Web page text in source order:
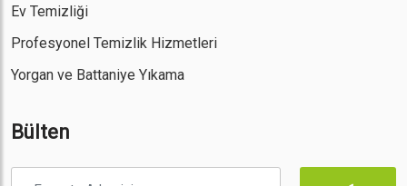
Ev Temizliği
Profesyonel Temizlik Hizmetleri
Yorgan ve Battaniye Yıkama
Bülten